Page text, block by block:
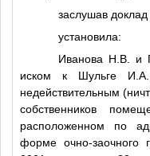
заслушав
установила:
Иванова Н.В. и
иском к Шульге
недействительным
собственников
расположенном по
форме очно-заочного